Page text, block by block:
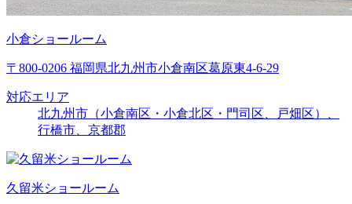
小倉ショールーム
〒800-0206 福岡県北九州市小倉南区葛原東4-6-29
対応エリア
北九州市（小倉南区・小倉北区・門司区、戸畑区）、
行橋市、京都郡
久留米ショールーム